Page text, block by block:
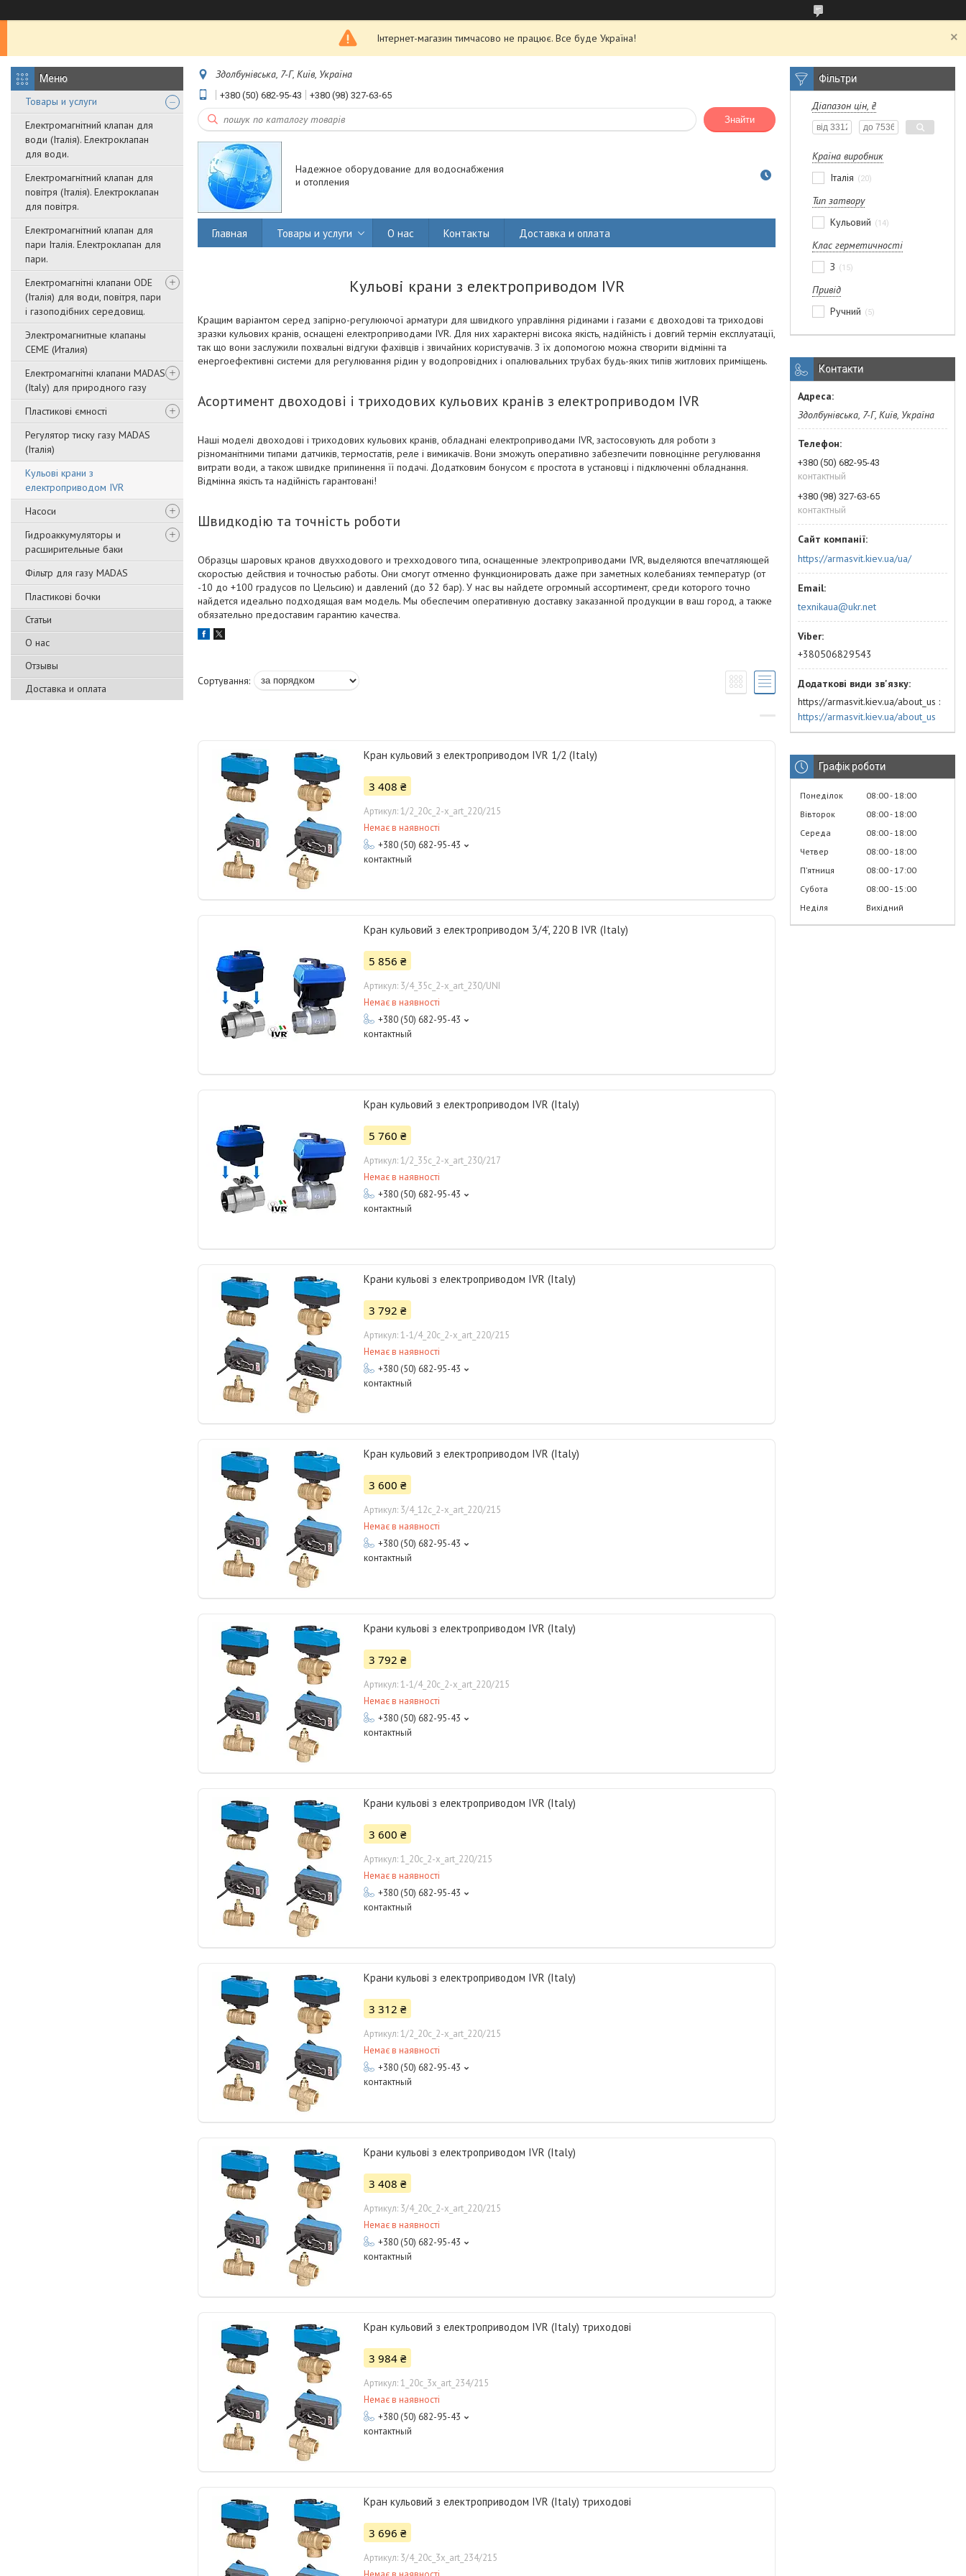
Інтернет-магазин тимчасово не працює. Все буде Україна!
Товары и услуги
Електромагнітний клапан для
води (Італія). Електроклапан
для води.
Електромагнітний клапан для
повітря (Італія). Електроклапан
для повітря.
Електромагнітний клапан для
пари Італія. Електроклапан для
пари.
Електромагнітні клапани ODE
(Італія) для води, повітря, пари
і газоподібних середовищ.
Электромагнитные клапаны
CEME (Италия)
Електромагнітні клапани MADAS
(Italy) для природного газу
Пластикові ємності
Регулятор тиску газу MADAS
(Італія)
Кульові крани з
електроприводом IVR
Насоси
Гидроаккумуляторы и
расширительные баки
Фільтр для газу MADAS
Пластикові бочки
Статьи
О нас
Отзывы
Доставка и оплата
Здолбунівська, 7-Г, Київ, Україна
+380 (50) 682-95-43 +380 (98) 327-63-65
Знайти
Надежное оборудование для водоснабжения
и отопления
Главная Товары и услуги О нас Контакты Доставка и оплата
Кульові крани з електроприводом IVR
Кращим варіантом серед запірно-регулюючої арматури для швидкого управління рідинами і газами є двоходові та триходові
зразки кульових кранів, оснащені електроприводами IVR. Для них характерні висока якість, надійність і довгий термін експлуатації,
так що вони заслужили похвальні відгуки фахівців і звичайних користувачів. З їх допомогою можна створити відмінні та
енергоефективні системи для регулювання рідин у водопровідних і опалювальних трубах будь-яких типів житлових приміщень.
Асортимент двоходові і триходових кульових кранів з електроприводом IVR
Наші моделі двоходові і триходових кульових кранів, обладнані електроприводами IVR, застосовують для роботи з
різноманітними типами датчиків, термостатів, реле і вимикачів. Вони зможуть оперативно забезпечити повноцінне регулювання
витрати води, а також швидке припинення її подачі. Додатковим бонусом є простота в установці і підключенні обладнання.
Відмінна якість та надійність гарантовані!
Швидкодію та точність роботи
Образцы шаровых кранов двухходового и трехходового типа, оснащенные электроприводами IVR, выделяются впечатляющей
скоростью действия и точностью работы. Они смогут отменно функционировать даже при заметных колебаниях температур (от
-10 до +100 градусов по Цельсию) и давлений (до 32 бар). У нас вы найдете огромный ассортимент, среди которого точно
найдется идеально подходящая вам модель. Мы обеспечим оперативную доставку заказанной продукции в ваш город, а также
обязательно предоставим гарантию качества.
Кран кульовий з електроприводом IVR 1/2 (Italy)
3 408 ₴
1/2_20с_2-x_art_220/215
Немає в наявності
+380 (50) 682-95-43
контактный
Кран кульовий з електроприводом 3/4', 220 В IVR (Italy)
5 856 ₴
3/4_35с_2-x_art_230/UNI
Немає в наявності
+380 (50) 682-95-43
контактный
Кран кульовий з електроприводом IVR (Italy)
5 760 ₴
1/2_35с_2-x_art_230/217
Немає в наявності
+380 (50) 682-95-43
контактный
Крани кульові з електроприводом IVR (Italy)
3 792 ₴
1-1/4_20с_2-x_art_220/215
Немає в наявності
+380 (50) 682-95-43
контактный
Кран кульовий з електроприводом IVR (Italy)
3 600 ₴
3/4_12с_2-x_art_220/215
Немає в наявності
+380 (50) 682-95-43
контактный
Крани кульові з електроприводом IVR (Italy)
3 792 ₴
1-1/4_20с_2-x_art_220/215
Немає в наявності
+380 (50) 682-95-43
контактный
Крани кульові з електроприводом IVR (Italy)
3 600 ₴
1_20с_2-x_art_220/215
Немає в наявності
+380 (50) 682-95-43
контактный
Крани кульові з електроприводом IVR (Italy)
3 312 ₴
1/2_20с_2-x_art_220/215
Немає в наявності
+380 (50) 682-95-43
контактный
Крани кульові з електроприводом IVR (Italy)
3 408 ₴
3/4_20с_2-x_art_220/215
Немає в наявності
+380 (50) 682-95-43
контактный
Кран кульовий з електроприводом IVR (Italy) триходові
3 984 ₴
1_20с_3х_art_234/215
Немає в наявності
+380 (50) 682-95-43
контактный
Кран кульовий з електроприводом IVR (Italy) триходові
3 696 ₴
3/4_20с_3х_art_234/215
Фільтри
Діапазон цін, ₴
Країна виробник
Італія
20
Тип затвору
Кульовий
14
Клас герметичності
З
15
Привід
Ручний
5
Контакти
Здолбунівська, 7-Г, Київ, Україна
+380 (50) 682-95-43
контактный
+380 (98) 327-63-65
контактный
https://armasvit.kiev.ua/ua/
texnikaua@ukr.net
+380506829543
https://armasvit.kiev.ua/about_us
https://armasvit.kiev.ua/about_us
Графік роботи
Понеділок 08:00 18:00
Вівторок
08:00 18:00
Середа
08:00 18:00
Четвер
08:00 18:00
Пʼятниця
08:00 17:00
Субота
08:00 15:00
Неділя
Вихідний